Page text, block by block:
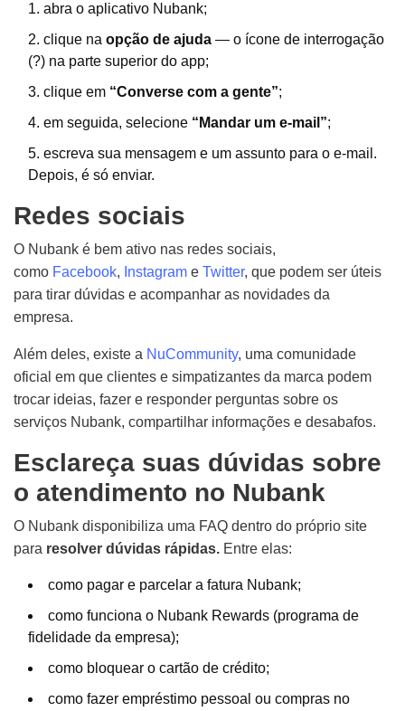
abra o aplicativo Nubank;
clique na opção de ajuda — o ícone de interrogação
(?) na parte superior do app;
clique em “Converse com a gente”;
em seguida, selecione “Mandar um e-mail”;
escreva sua mensagem e um assunto para o e-mail.
Depois, é só enviar.
Redes sociais
O Nubank é bem ativo nas redes sociais,
como Facebook, Instagram e Twitter, que podem ser úteis
para tirar dúvidas e acompanhar as novidades da
empresa.
Além deles, existe a NuCommunity, uma comunidade
oficial em que clientes e simpatizantes da marca podem
trocar ideias, fazer e responder perguntas sobre os
serviços Nubank, compartilhar informações e desabafos.
Esclareça suas dúvidas sobre
o atendimento no Nubank
O Nubank disponibiliza uma FAQ dentro do próprio site
para resolver dúvidas rápidas. Entre elas:
como pagar e parcelar a fatura Nubank;
como funciona o Nubank Rewards (programa de
fidelidade da empresa);
como bloquear o cartão de crédito;
como fazer empréstimo pessoal ou compras no